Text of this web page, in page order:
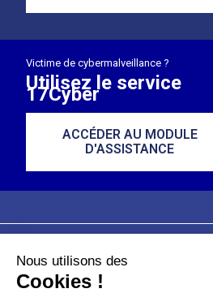
Victime de cybermalveillance ?
Utilisez le service
17Cyber
ACCÉDER AU MODULE
D'ASSISTANCE
Plan du site
Nous utilisons des
Cookies !